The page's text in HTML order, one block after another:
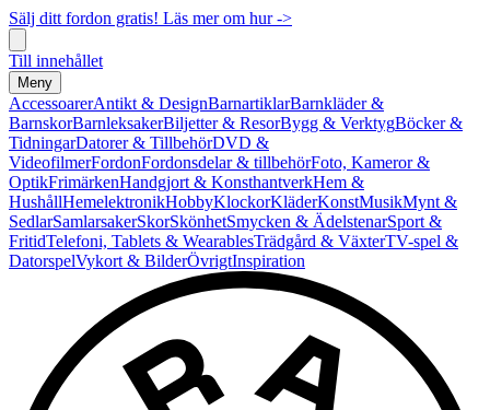
Sälj ditt fordon gratis! Läs mer om hur ->
Till innehållet
Meny
AccessoarerAntikt & DesignBarnartiklarBarnkläder &
BarnskorBarnleksakerBiljetter & ResorBygg & VerktygBöcker &
TidningarDatorer & TillbehörDVD &
VideofilmerFordonFordonsdelar & tillbehörFoto, Kameror &
OptikFrimärkenHandgjort & KonsthantverkHem &
HushållHemelektronikHobbyKlockorKläderKonstMusikMynt &
SedlarSamlarsakerSkorSkönhetSmycken & ÄdelstenarSport &
FritidTelefoni, Tablets & WearablesTrädgård & VäxterTV-spel &
DatorspelVykort & BilderÖvrigtInspiration